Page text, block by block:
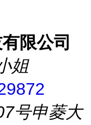
限公司
姐
号申菱大